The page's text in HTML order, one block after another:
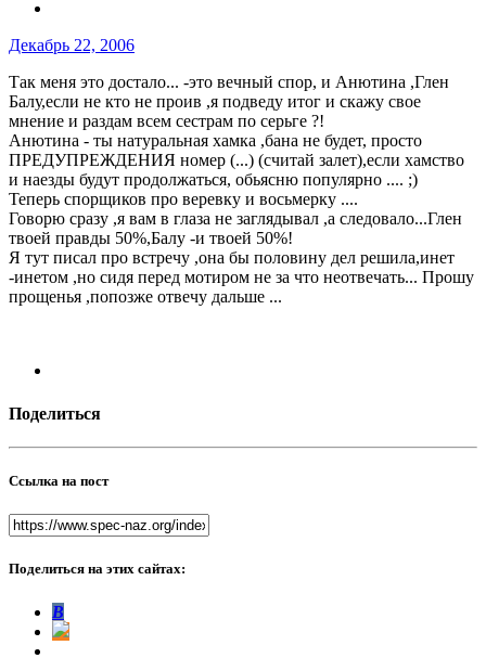
Декабрь 22, 2006
Так меня это достало... -это вечный спор, и Анютина ,Глен
Балу,если не кто не проив ,я подведу итог и скажу свое
мнение и раздам всем сестрам по серьге ?!
Анютина - ты натуральная хамка ,бана не будет, просто
ПРЕДУПРЕЖДЕНИЯ номер (...) (считай залет),если хамство
и наезды будут продолжаться, обьясню популярно .... ;)
Теперь спорщиков про веревку и восьмерку ....
Говорю сразу ,я вам в глаза не заглядывал ,а следовало...Глен
твоей правды 50%,Балу -и твоей 50%!
Я тут писал про встречу ,она бы половину дел решила,инет
-инетом ,но сидя перед мотиром не за что неотвечать... Прошу
прощенья ,попозже отвечу дальше ...
Поделиться
Ссылка на пост
Поделиться на этих сайтах:
В